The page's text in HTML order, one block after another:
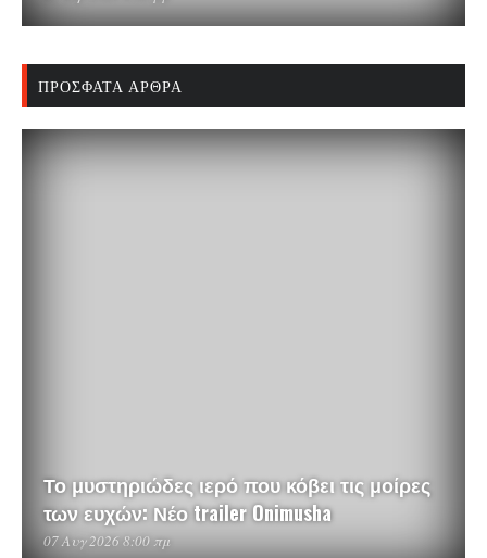
ΠΡΌΣΦΑΤΑ ΆΡΘΡΑ
Το μυστηριώδες ιερό που κόβει τις μοίρες
των ευχών: Νέο trailer Onimusha
07 Αυγ 2026 8:00 πμ